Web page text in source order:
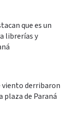
que es un
librerías y
viento derribaron
plaza de Paraná